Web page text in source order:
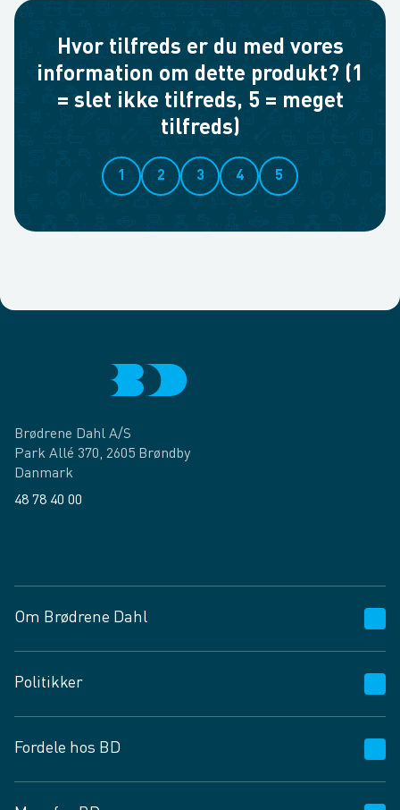
Hvor tilfreds er du med vores
information om dette produkt? (1
= slet ikke tilfreds, 5 = meget
tilfreds)
1 2 3 4 5
Brødrene Dahl A/S
Park Allé 370, 2605 Brøndby
Danmark
48 78 40 00
Om Brødrene Dahl
Vagttelefon 30 10 89 89
Spørgsmål og svar
Job og karriere
Fødevarekontrolrapport
Politikker
Privatlivspolitik
Cookies
Fordele hos BD